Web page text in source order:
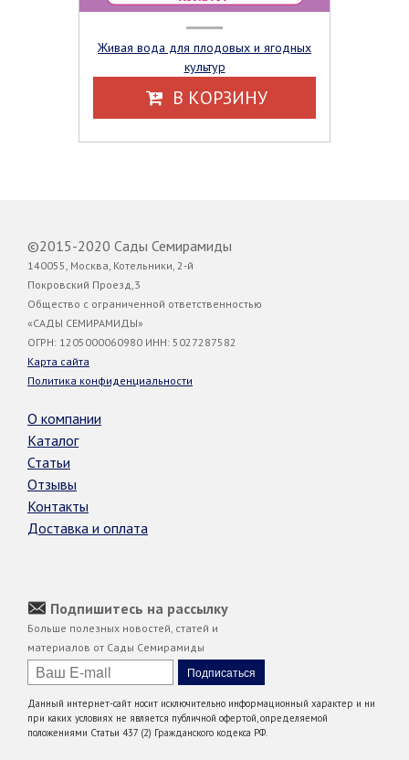
Живая вода для плодовых и ягодных
культур
В КОРЗИНУ
©2015-2020 Сады Семирамиды
140055, Москва, Котельники, 2-й
Покровский Проезд,3
Общество с ограниченной ответственностью
«САДЫ СЕМИРАМИДЫ»
ОГРН: 1205000060980 ИНН: 5027287582
Карта сайта
Политика конфиденциальности
О компании
Каталог
Статьи
Отзывы
Контакты
Доставка и оплата
Подпишитесь на рассылку
Больше полезных новостей, статей и
материалов от Сады Семирамиды
Данный интернет-сайт носит исключительно информационный характер и ни
при каких условиях не является публичной офертой, определяемой
положениями Статьи 437 (2) Гражданского кодекса РФ.